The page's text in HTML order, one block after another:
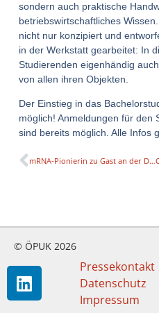
sondern auch praktische
betriebswirtschaftliches
nicht nur konzipiert und
in der Werkstatt gearbeitet: In
Studierenden eigenhändig
von allen ihren Objekten.
Der Einstieg in das
möglich! Anmeldungen für den
sind bereits möglich. Alle Infos
mRNA-Pionierin zu Gast an der DPU
© ÖPUK 2026
Pressekontakt
Datenschutz
Impressum